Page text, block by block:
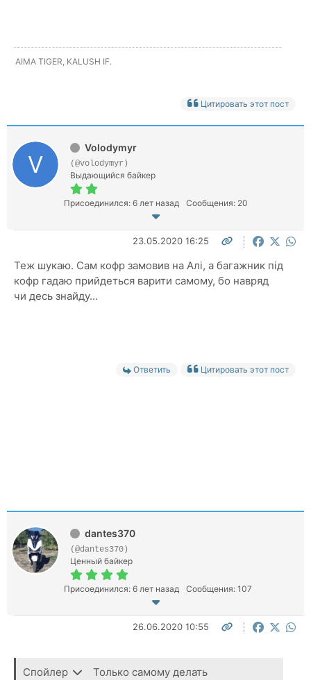
AIMA TIGER, KALUSH IF.
Цитировать этот пост
Volodymyr
(@volodymyr)
Выдающийся байкер
Присоединился: 6 лет назад Сообщения: 20
23.05.2020 16:25
Теж шукаю. Сам кофр замовив на Алі, а багажник під
кофр гадаю прийдеться варити самому, бо навряд
чи десь знайду...
Ответить Цитировать этот пост
dantes370
(@dantes370)
Ценный байкер
Присоединился: 6 лет назад Сообщения: 107
26.06.2020 10:55
Спойлер Только самому делать